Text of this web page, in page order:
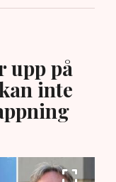
upp på
inte